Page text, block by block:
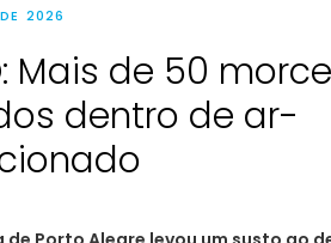
2026
Mais de 50
dentro de ar-